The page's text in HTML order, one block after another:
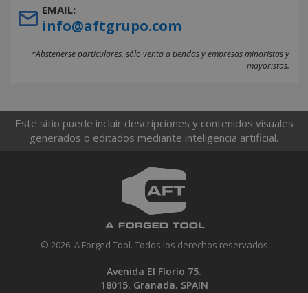
EMAIL:
info@aftgrupo.com
*Abstenerse particulares, sólo venta a tiendas y empresas minoristas y
mayoristas.
Este sitio puede incluir descripciones y contenidos visuales
generados o editados mediante inteligencia artificial.
© 2026. A Forged Tool. Todos los derechos reservados
Avenida El Florío 75.
18015. Granada. SPAIN